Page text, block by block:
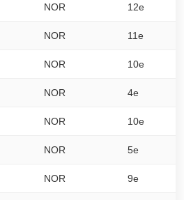
NOR 12e
NOR 11e
NOR 10e
NOR 4e
NOR 10e
NOR 5e
NOR 9e